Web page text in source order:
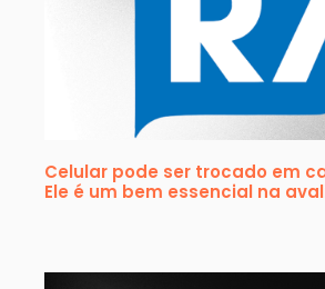
Celular pode ser trocado em
Ele é um bem essencial na